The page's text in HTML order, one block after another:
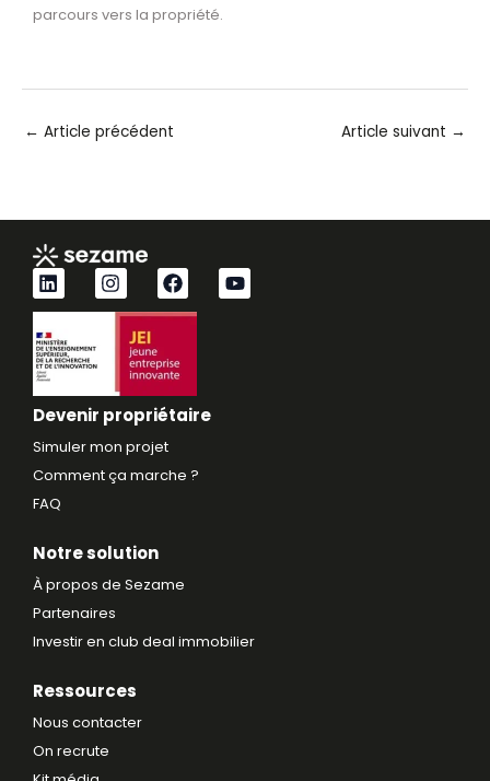
parcours vers la propriété.
← Article précédent Article suivant →
L
i
n
k
e
d
i
n
I
n
s
r
a
F
a
c
b
o
o
k
Y
o
Devenir propriétaire
Simuler mon projet
Comment ça marche ?
FAQ
Notre solution
À propos de Sezame
Partenaires
Investir en club deal immobilier
Ressources
Nous contacter
On recrute